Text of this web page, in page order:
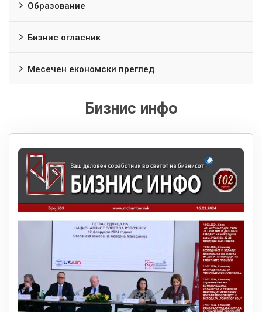
Образование
Бизнис огласник
Месечен економски преглед
Бизнис инфо